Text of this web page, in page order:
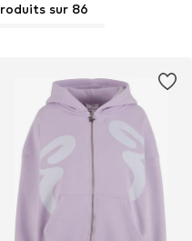
sur 86